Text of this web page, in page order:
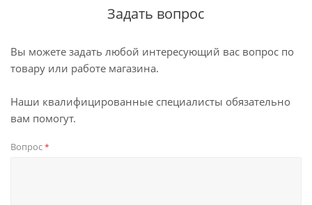
Задать вопрос
Вы можете задать любой интересующий вас вопрос по
товару или работе магазина.
Наши квалифицированные специалисты обязательно
вам помогут.
Вопрос*